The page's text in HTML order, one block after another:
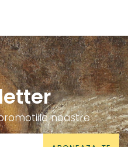
noastre